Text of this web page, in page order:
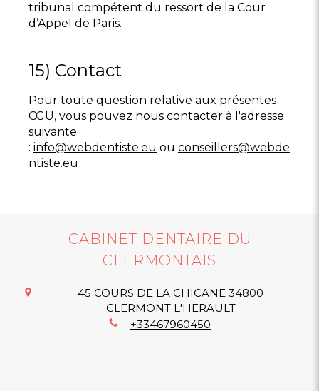
tribunal compétent du ressort de la Cour
d’Appel de Paris.
15) Contact
Pour toute question relative aux présentes
CGU, vous pouvez nous contacter à l'adresse
suivante
: info@webdentiste.eu ou conseillers@webde
ntiste.eu
CABINET DENTAIRE DU
CLERMONTAIS
45 COURS DE LA CHICANE 34800
CLERMONT L'HERAULT
+33467960450